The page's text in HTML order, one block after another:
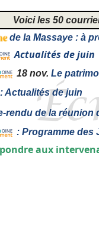
Voici les 50
de la Massaye : à
Actualités de juin
18 nov. Le
: Actualités de juin
rendu de la réunion
: Programme des
aux